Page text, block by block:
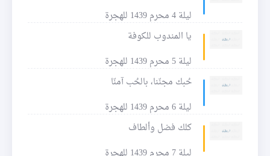
ليلة 4 محرم 1439 للهجرة
يا المندوب للكوفة
ليلة 5 محرم 1439 للهجرة
حُبك مجنّنا، بالحُب آمنّا
ليلة 6 محرم 1439 للهجرة
كلك فضل وألطاف